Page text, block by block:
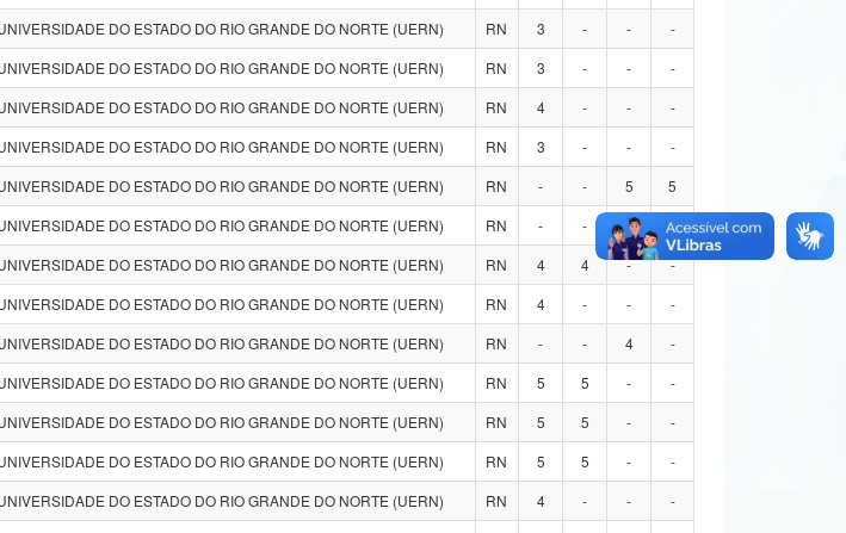
DO ESTADO DO RIO GRANDE DO NORTE (UERN) RN 3 - -
-
DO ESTADO DO RIO GRANDE DO NORTE (UERN) RN 3 - -
-
DO ESTADO DO RIO GRANDE DO NORTE (UERN) RN 4 - -
-
DO ESTADO DO RIO GRANDE DO NORTE (UERN) RN 3 - -
-
DO ESTADO DO RIO GRANDE DO NORTE (UERN) RN - - 5
5
DO ESTADO DO RIO GRANDE DO NORTE (UERN) RN - - 4
-
DO ESTADO DO RIO GRANDE DO NORTE (UERN) RN 4 4 -
-
DO ESTADO DO RIO GRANDE DO NORTE (UERN) RN 4 - -
-
DO ESTADO DO RIO GRANDE DO NORTE (UERN) RN - - 4
-
DO ESTADO DO RIO GRANDE DO NORTE (UERN) RN 5 5 -
-
DO ESTADO DO RIO GRANDE DO NORTE (UERN) RN 5 5 -
-
DO ESTADO DO RIO GRANDE DO NORTE (UERN) RN 5 5 -
-
DO ESTADO DO RIO GRANDE DO NORTE (UERN) RN 4 - -
-